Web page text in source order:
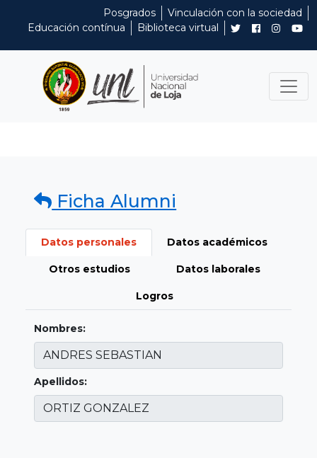
Posgrados
Vinculación con la sociedad
Educación contínua
Biblioteca virtual
Ficha Alumni
Datos personales Datos académicos
Otros estudios Datos laborales
Logros
Nombres:
Apellidos: